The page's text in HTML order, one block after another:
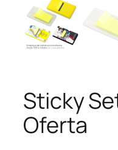
Sticky
Oferta